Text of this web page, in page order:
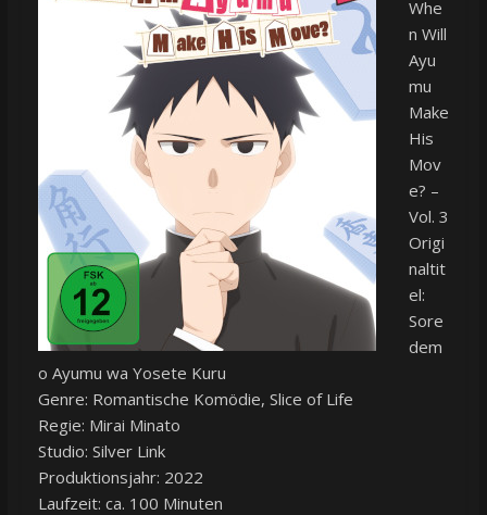
Whe
n Will
Ayu
mu
Make
His
Mov
e? –
Vol. 3
Origi
naltit
el:
Sore
dem
o Ayumu wa Yosete Kuru
Genre: Romantische Komödie, Slice of Life
Regie: Mirai Minato
Studio: Silver Link
Produktionsjahr: 2022
Laufzeit: ca. 100 Minuten